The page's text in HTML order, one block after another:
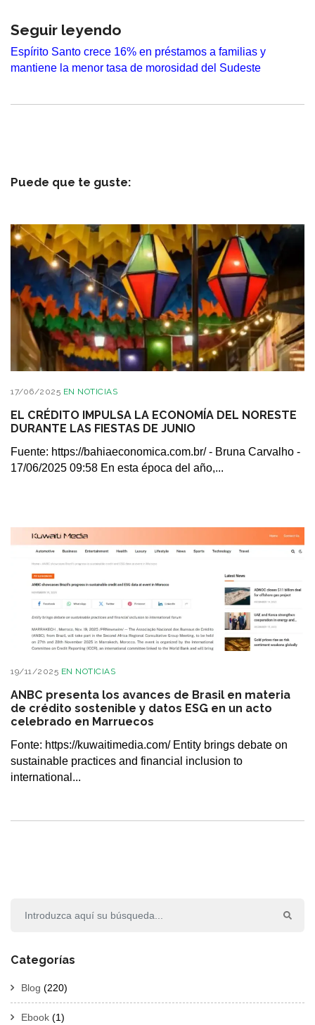
Seguir leyendo
Espírito Santo crece 16% en préstamos a familias y
mantiene la menor tasa de morosidad del Sudeste
Puede que te guste:
17/06/2025 EN NOTICIAS
EL CRÉDITO IMPULSA LA ECONOMÍA DEL NORESTE
DURANTE LAS FIESTAS DE JUNIO
Fuente: https://bahiaeconomica.com.br/ - Bruna Carvalho -
17/06/2025 09:58 En esta época del año,...
19/11/2025 EN NOTICIAS
ANBC presenta los avances de Brasil en materia
de crédito sostenible y datos ESG en un acto
celebrado en Marruecos
Fonte: https://kuwaitimedia.com/ Entity brings debate on
sustainable practices and financial inclusion to
international...
Categorías
Blog (220)
Ebook (1)